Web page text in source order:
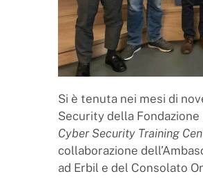
Si è tenuta nei mesi di
Security della
Cyber Security Training
collaborazione
ad Erbil e del Consolato